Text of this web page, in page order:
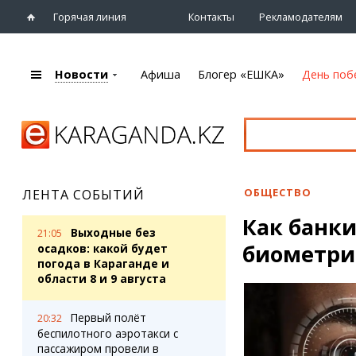
Горячая линия Контакты Рекламодателям
Караганды
eTV
Рассылка новостей
Персоны
Интервью
Афиша
Театры
Спорт
Выставки
Цирк и зоопарк
Блогер «ЕШКА»
Лента блогера
Web-камеры
Новости Афиша Блогер «ЕШКА» День
ЛЕНТА СОБЫТИЙ
21:05
Выходные без
осадков: какой будет
погода в Караганде и
области 8 и 9 августа
20:32
Первый полёт
беспилотного аэротакси с
пассажиром провели в
ОБЩЕСТВО
Как